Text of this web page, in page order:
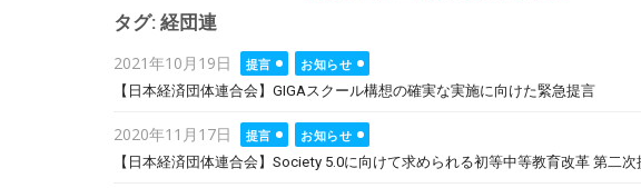
タグ: 経団連
Posted
on
2021年10月19日 提言
お知らせ
【日本経済団体連合会】GIGAスクール構想の確実な実施に向けた緊急提言
Posted
on
2020年11月17日 提言
お知らせ
【日本経済団体連合会】Society 5.0に向けて求められる初等中等教育改革 第二